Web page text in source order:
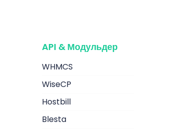
API & Модульдер
WHMCS
WiseCP
Hostbill
Blesta